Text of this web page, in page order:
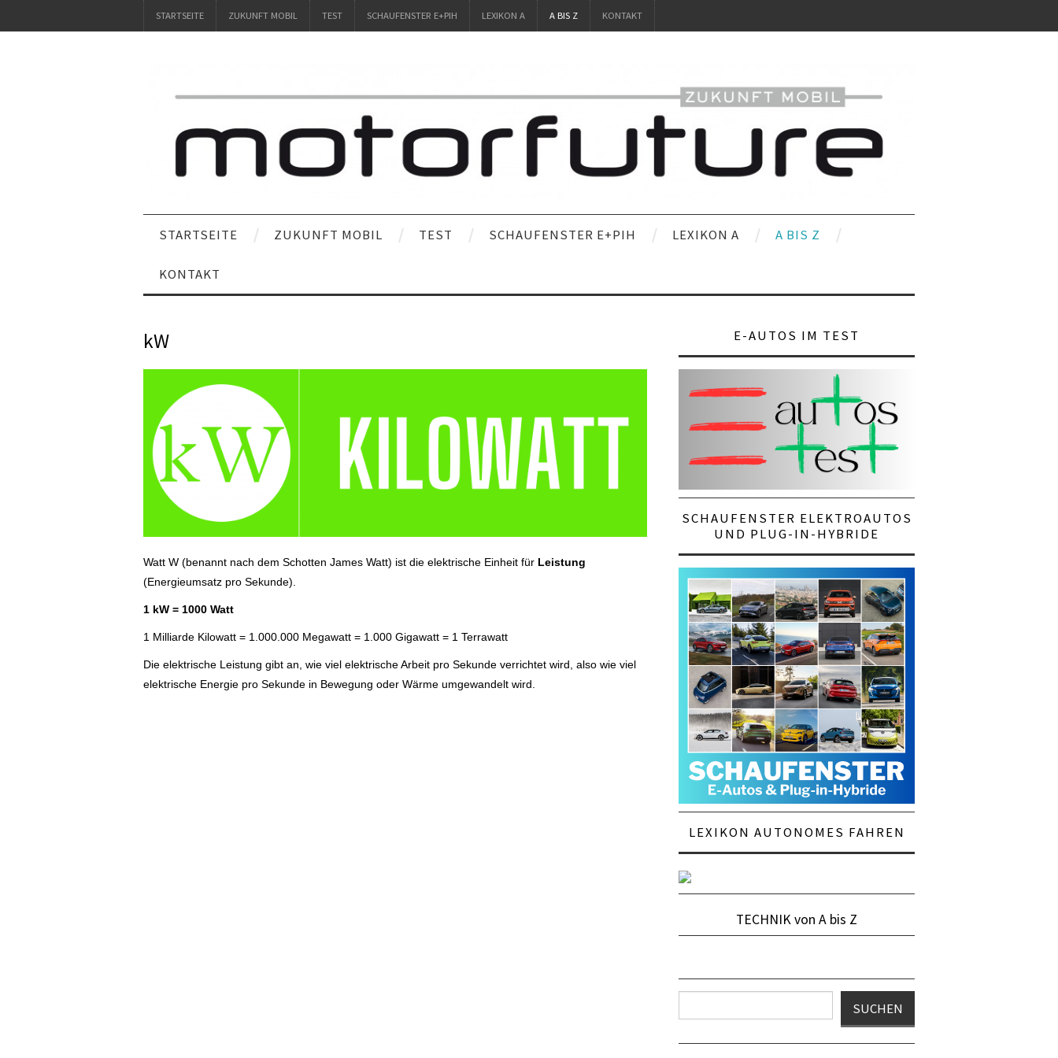
STARTSEITE ZUKUNFT MOBIL TEST SCHAUFENSTER E+PIH LEXIKON A A BIS Z KONTAKT
STARTSEITE ZUKUNFT MOBIL TEST SCHAUFENSTER E+PIH LEXIKON A A BIS Z
KONTAKT
kW
Watt W (benannt nach dem Schotten James Watt) ist die elektrische Einheit für Leistung
(Energieumsatz pro Sekunde).
1 kW = 1000 Watt
1 Milliarde Kilowatt = 1.000.000 Megawatt = 1.000 Gigawatt = 1 Terrawatt
Die elektrische Leistung gibt an, wie viel elektrische Arbeit pro Sekunde verrichtet wird, also wie viel
elektrische Energie pro Sekunde in Bewegung oder Wärme umgewandelt wird.
E-AUTOS IM TEST
SCHAUFENSTER ELEKTROAUTOS
UND PLUG-IN-HYBRIDE
LEXIKON AUTONOMES FAHREN
TECHNIK von A bis Z
SUCHEN